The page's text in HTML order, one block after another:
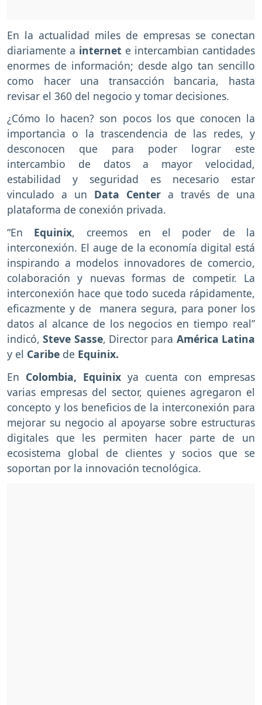
En la actualidad miles de empresas se conectan
diariamente a internet e intercambian cantidades
enormes de información; desde algo tan sencillo
como hacer una transacción bancaria, hasta
revisar el 360 del negocio y tomar decisiones.
¿Cómo lo hacen? son pocos los que conocen la
importancia o la trascendencia de las redes, y
desconocen que para poder lograr este
intercambio de datos a mayor velocidad,
estabilidad y seguridad es necesario estar
vinculado a un Data Center a través de una
plataforma de conexión privada.
“En Equinix, creemos en el poder de la
interconexión. El auge de la economía digital está
inspirando a modelos innovadores de comercio,
colaboración y nuevas formas de competir. La
interconexión hace que todo suceda rápidamente,
eficazmente y de manera segura, para poner los
datos al alcance de los negocios en tiempo real”
indicó,Steve Sasse, Director para América Latina
y el Caribe de Equinix.
En Colombia, Equinix ya cuenta con empresas
varias empresas del sector, quienes agregaron el
concepto y los beneficios de la interconexión para
mejorar su negocio al apoyarse sobre estructuras
digitales que les permiten hacer parte de un
ecosistema global de clientes y socios que se
soportan por la innovación tecnológica.